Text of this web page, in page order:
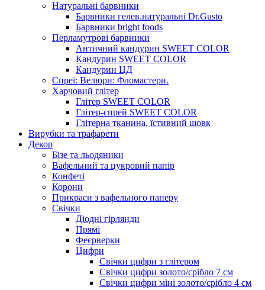
Натуральні барвники
Барвники гелев.натуральні Dr.Gusto
Барвники bright foods
Перламутрові барвники
Античний кандурин SWEET COLOR
Кандурин SWEET COLOR
Кандурин ЦД
Спреї: Велюри: Фломастери.
Харчовий глітер
Глітер SWEET COLOR
Глітер-спрей SWEET COLOR
Глітерна тканина, їстивний шовк
Вирубки та трафарети
Декор
Бізе та льодяники
Вафельний та цукровий папір
Конфеті
Корони
Прикраси з вафельного паперу
Свічки
Діодні гірлянди
Прямі
Феєрверки
Цифри
Свічки цифри з глітером
Свічки цифри золото/срібло 7 см
Свічки цифри міні золото/срібло 4 см